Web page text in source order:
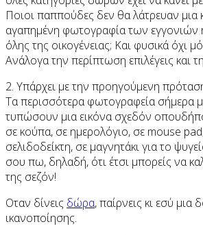
Ποιοι παππούδες δεν θα λάτρευαν μια
αγαπημένη φωτογραφία των εγγονιών ή
όλης της οικογένειας; Και φυσικά όχι
Ανάλογα την περίπτωση επιλέγεις και
2. Yπάρχει με την προηγούμενη πρόταση
Τα περισσότερα φωτογραφεία σήμερα
τυπώσουν μια εικόνα σχεδόν
σε κούπα, σε ημερολόγιο, σε mouse
σελιδοδείκτη, σε μαγνητάκι για το
σου πω, δηλαδή, ότι έτσι μπορείς να
της σεζόν!
Οταν δίνεις δώρα, παίρνεις κι εσύ μια
ικανοποίησης.